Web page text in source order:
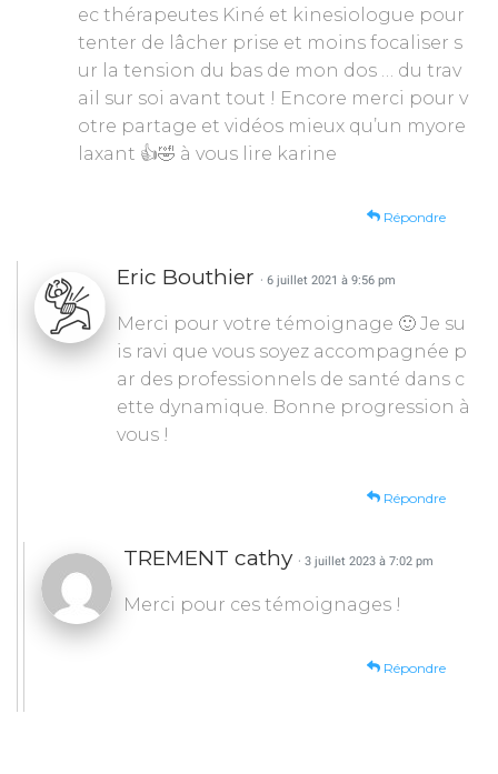
ec thérapeutes Kiné et kinesiologue pour
tenter de lâcher prise et moins focaliser s
ur la tension du bas de mon dos … du trav
ail sur soi avant tout ! Encore merci pour v
otre partage et vidéos mieux qu’un myore
laxant 👍🤣 à vous lire karine
Répondre
Eric Bouthier · 6 juillet 2021 à 9:56 pm
Merci pour votre témoignage 🙂 Je su
is ravi que vous soyez accompagnée p
ar des professionnels de santé dans c
ette dynamique. Bonne progression à
vous !
Répondre
TREMENT cathy · 3 juillet 2023 à 7:02 pm
Merci pour ces témoignages !
Répondre